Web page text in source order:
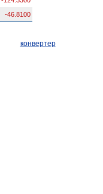
-46.8100
конвертер